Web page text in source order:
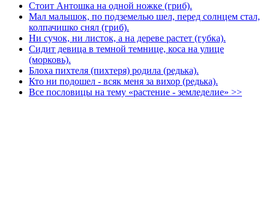
Стоит Антошка на одной ножке (гриб).
Мал малышок, по подземелью шел, перед солнцем стал,
колпачишко снял (гриб).
Ни сучок, ни листок, а на дереве растет (губка).
Сидит девица в темной темнице, коса на улице
(морковь).
Блоха пихтеля (пихтеря) родила (редька).
Кто ни подошел - всяк меня за вихор (редька).
Все пословицы на тему «растение - земледелие» >>